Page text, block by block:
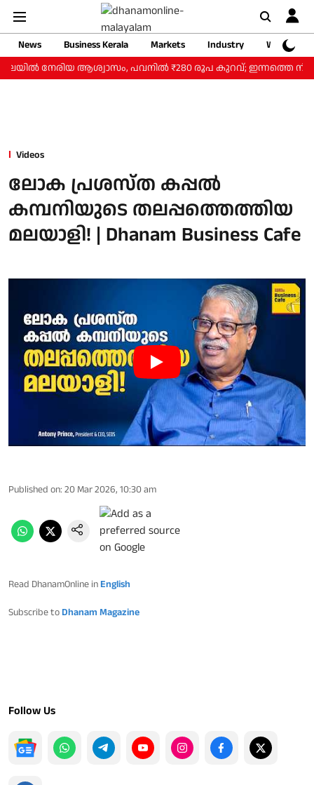
News Business Kerala Markets Industry
Web
നേരിയ ആശ്വാസം, പവനില്‍ ₹280 രൂപ കുറവ്; ഇന്നത്തെ
Videos
ലോക പ്രശസ്ത കപ്പൽ
കമ്പനിയുടെ തലപ്പത്തെത്തിയ
മലയാളി! | Dhanam Business Cafe
Published on: 20 Mar 2026, 10:30 am
Read DhanamOnline in English
Subscribe to Dhanam Magazine
Follow Us